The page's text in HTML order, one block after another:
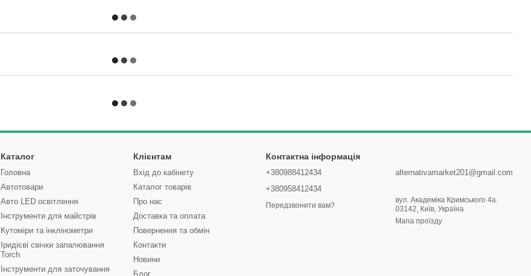
Каталог
Головна
Автотовари
Авто LED освітлення
Інструменти для майстрів
Кутоміри та інклінометри
Іридієві свічки запалювання
Torch
Інструменти для заточування
Клієнтам
Вхід до кабінету
Каталог товарів
Про нас
Доставка та оплата
Повернення та обмін
Контакти
Новини
Блог
Контактна інформація
+380988412434
+380958412434
Передзвонити вам?
alternativamarket201@gmail.com
вул. Академіка Кримського 4а.
03142, Київ, Україна
Мапа проїзду